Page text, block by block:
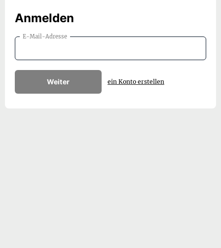
Anmelden
E-Mail-Adresse
Weiter ein Konto erstellen